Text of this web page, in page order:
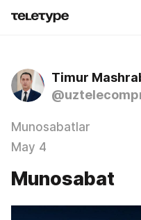
Timur
Munosabatlar
May 4
Munosabat